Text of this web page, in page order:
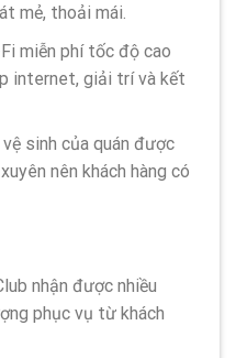
mẻ, thoải mái.
miễn phí tốc độ cao
internet, giải trí và kết
sinh của quán được
nên khách hàng có
nhận được nhiều
phục vụ từ khách